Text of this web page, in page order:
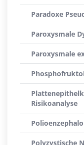
Paradoxe
Paroxysmale
Paroxysmale
Risikoanalyse
Polyzystische